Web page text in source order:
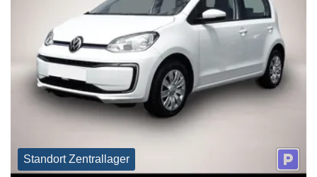
Standort Zentrallager